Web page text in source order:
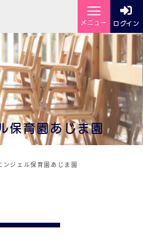
保育園あじま園
メニュー
ログイン
ンジェル保育園あじま園